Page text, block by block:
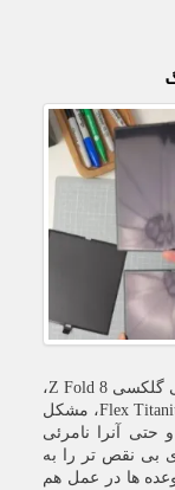
به گزارش مینی کامپیوتر، سامسونگ با معرفی گلکسی Z Fold 8،
وعده داد که به لطف ساختار جدیدی به نام Flex Titanium، مشکل
حتی آنرا نامرئی
بی نقص تر را به
ها در عمل هم